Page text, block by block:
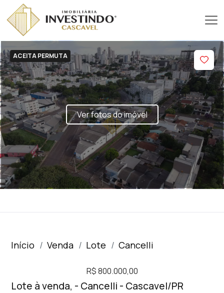
ACEITA PERMUTA
Ver fotos do imóvel
Início Venda Lote Cancelli
R$ 800.000,00
Lote à venda, - Cancelli - Cascavel/PR